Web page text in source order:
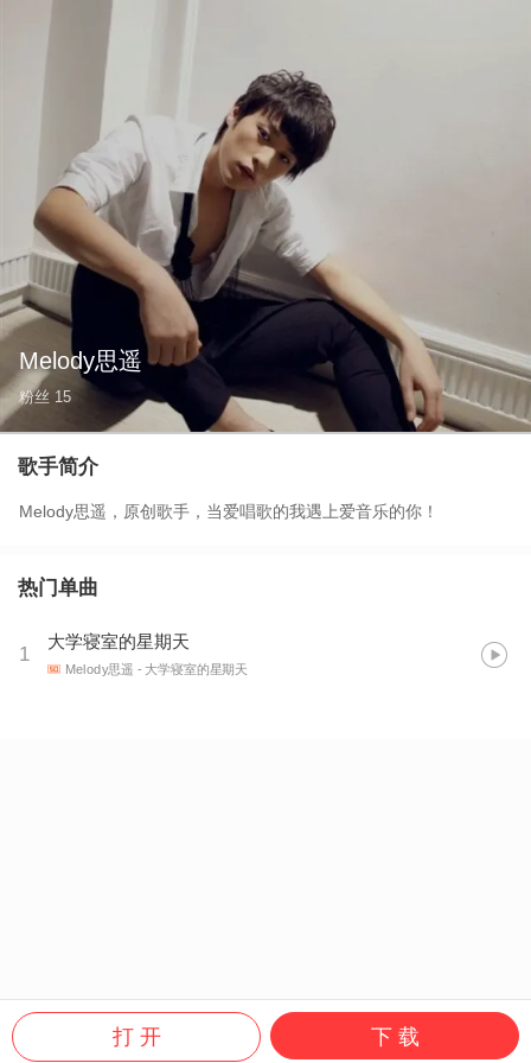
Melody思遥
粉丝 15
歌手简介
Melody思遥，原创歌手，当爱唱歌的我遇上爱音乐的你！
热门单曲
1
大学寝室的星期天
Melody思遥 - 大学寝室的星期天
打 开 下 载